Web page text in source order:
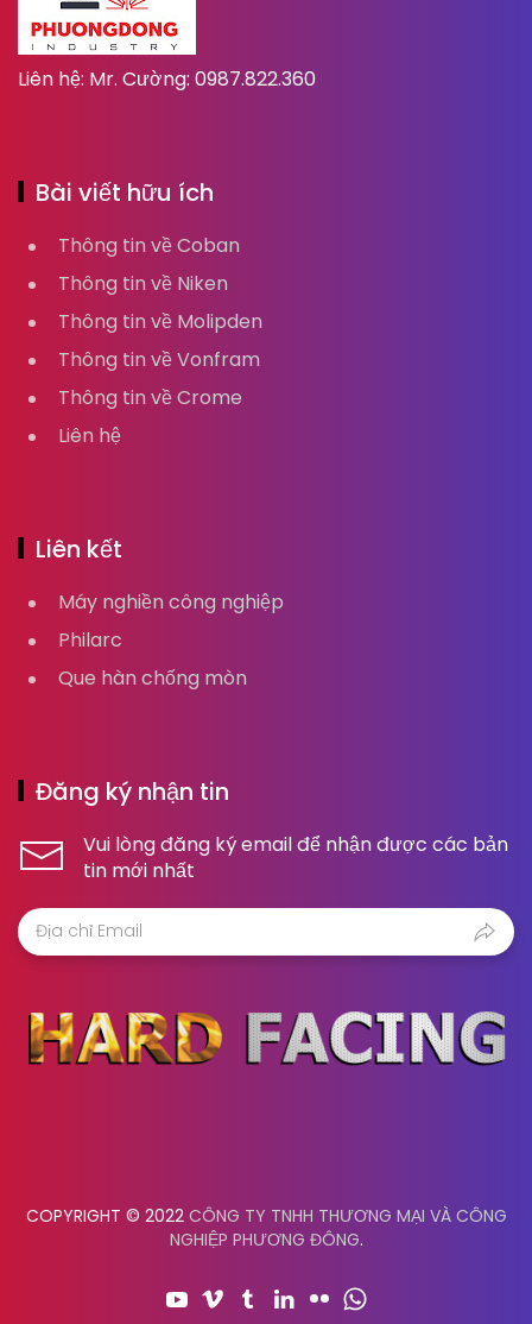
Liên hệ: Mr. Cường: 0987.822.360
Bài viết hữu ích
Thông tin về Coban
Thông tin về Niken
Thông tin về Molipden
Thông tin về Vonfram
Thông tin về Crome
Liên hệ
Liên kết
Máy nghiền công nghiệp
Philarc
Que hàn chống mòn
Đăng ký nhận tin
Vui lòng đăng ký email để nhận được các bản
tin mới nhất
COPYRIGHT © 2022 CÔNG TY TNHH THƯƠNG MẠI VÀ CÔNG
NGHIỆP PHƯƠNG ĐÔNG.